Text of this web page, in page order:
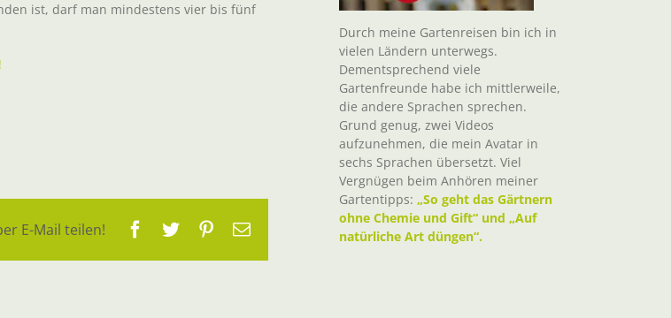
ist, darf man mindestens vier bis fünf
E-Mail teilen! Facebook
TwitterPinterest
E-
Durch meine Gartenreisen bin ich in
vielen Ländern unterwegs.
Dementsprechend viele
Gartenfreunde habe ich mittlerweile,
die andere Sprachen sprechen.
Grund genug, zwei Videos
aufzunehmen, die mein Avatar in
sechs Sprachen übersetzt. Viel
Vergnügen beim Anhören meiner
Gartentipps: „So geht das Gärtnern
ohne Chemie und Gift“ und „Auf
natürliche Art düngen“.